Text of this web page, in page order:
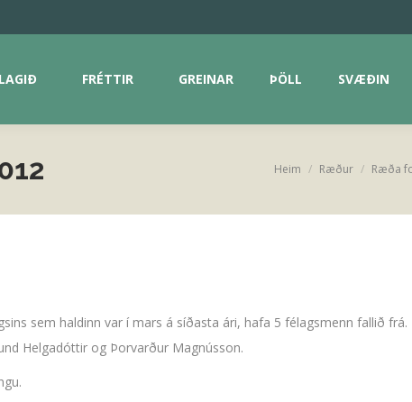
FRÉTTIR GREINAR ÞÖLL SVÆÐIN
You are here:
Heim Ræður Ræða
sem haldinn var í mars á síðasta ári, hafa 5 félagsmenn fallið
Helgadóttir og Þorvarður Magnússon.